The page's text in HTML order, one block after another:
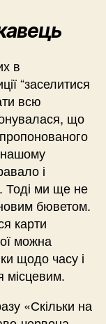
в
“заселитися
всю
що
нашому
і
Тоді ми ще не
бюветом.
карти
можна
щодо часу і
місцевим.
«Скільки на